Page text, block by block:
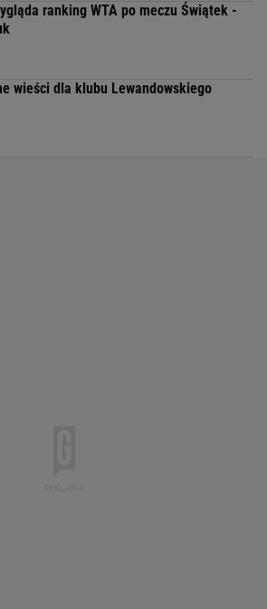
ranking WTA po meczu Świątek -
wieści dla klubu Lewandowskiego